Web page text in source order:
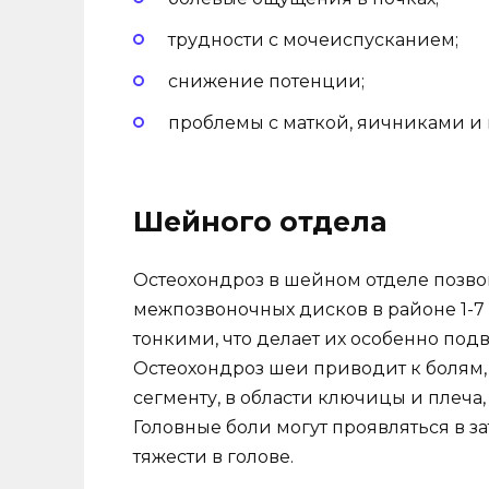
трудности с мочеиспусканием;
снижение потенции;
проблемы с маткой, яичниками
Шейного отдела
Остеохондроз в шейном отделе
межпозвоночных дисков в районе 1-
тонкими, что делает их особенно
Остеохондроз шеи приводит к
сегменту, в области ключицы и
Головные боли могут проявляться в
тяжести в голове.